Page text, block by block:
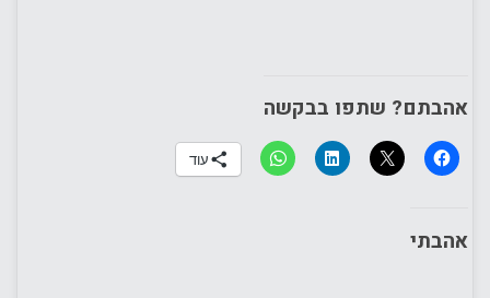
אהבתם? שתפו בבקשה
עוד
אהבתי